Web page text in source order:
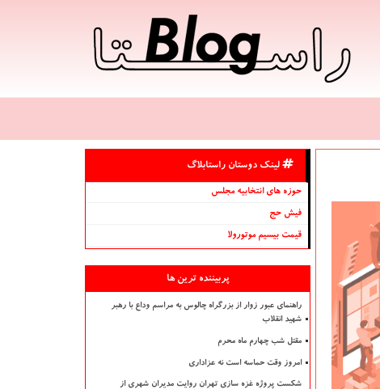
لینک دوستان راستابلاگ
حوزه های انتخابیه مجلس
فیش حج
قیمت بیسیم موتورولا
پربیننده ترین ها
راهنمای عبور زوار از بزرگراه چالوس به مراسم وداع با رهبر
شهید انقلاب
مقتل شب چهارم ماه محرم
امروز وقت حماسه است نه عزاداری
شکست پروژه غزه سازی تهران روایت مدیران شهری از